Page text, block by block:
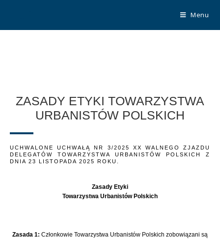
Menu
ZASADY ETYKI TOWARZYSTWA
URBANISTÓW POLSKICH
UCHWALONE UCHWAŁĄ NR 3/2025 XX WALNEGO ZJAZDU
DELEGATÓW TOWARZYSTWA URBANISTÓW POLSKICH Z
DNIA 23 LISTOPADA 2025 ROKU.
Zasady Etyki
Towarzystwa Urbanistów Polskich
Zasada 1: Członkowie Towarzystwa Urbanistów Polskich zobowiązani są